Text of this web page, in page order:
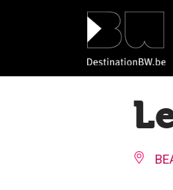
Panneau de gestion des cookies